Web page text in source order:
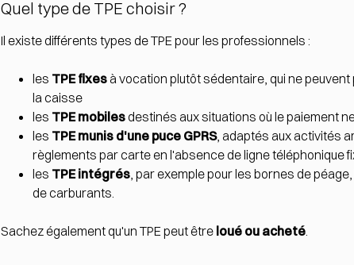
Quel type de TPE choisir ?
Il existe différents types de TPE pour les professionnels :
les TPE fixes à vocation plutôt sédentaire, qui ne
la caisse
les TPE mobilesdestinés aux situations où le paiement
les TPE munis d'une puce GPRS, adaptés aux activités
règlements par carte en l'absence de ligne téléphonique
les TPE intégrés , par exemple pour les bornes de
de carburants.
Sachez également qu'un TPE peut être loué ou acheté